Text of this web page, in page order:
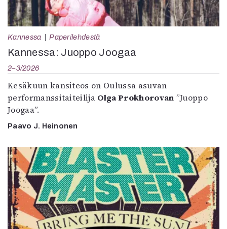
Kannessa Paperilehdestä
Kannessa: Juoppo Joogaa
2–3/2026
Kesäkuun kansiteos on Oulussa asuvan
performanssitaiteilija Olga Prokhorovan ”Juoppo
Joogaa”.
Paavo J. Heinonen